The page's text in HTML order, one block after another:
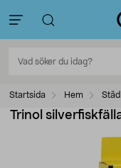
Startsida Hem
Trinol